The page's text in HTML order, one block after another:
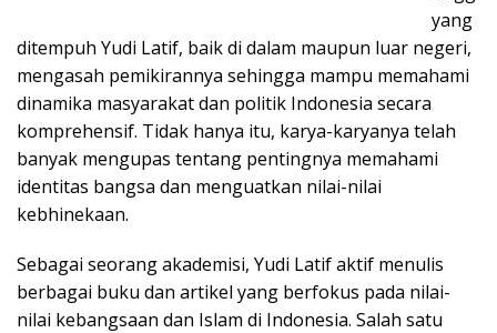
yang
ditempuh Yudi Latif, baik di dalam maupun luar negeri,
mengasah pemikirannya sehingga mampu memahami
dinamika masyarakat dan politik Indonesia secara
komprehensif. Tidak hanya itu, karya-karyanya telah
banyak mengupas tentang pentingnya memahami
identitas bangsa dan menguatkan nilai-nilai
kebhinekaan.
Sebagai seorang akademisi, Yudi Latif aktif menulis
berbagai buku dan artikel yang berfokus pada nilai-
nilai kebangsaan dan Islam di Indonesia. Salah satu